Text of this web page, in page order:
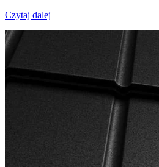
Czytaj dalej